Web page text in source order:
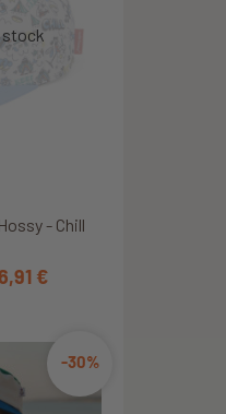
- Chill
€
-30%